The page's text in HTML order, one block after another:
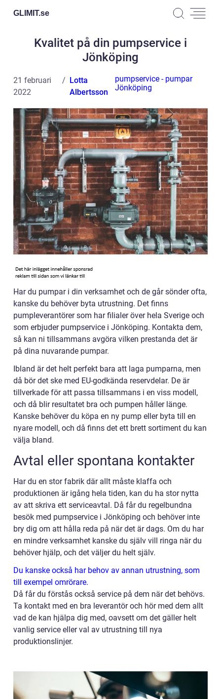
GLIMIT.se
Kvalitet på din pumpservice i
Jönköping
21 februari
2022
Lotta
Albertsson
pumpservice - pumpar
Jönköping
Har du pumpar i din verksamhet och de går sönder ofta,
kanske du behöver byta utrustning. Det finns
pumpleverantörer som har filialer över hela Sverige och
som erbjuder pumpservice i Jönköping. Kontakta dem,
så kan ni tillsammans avgöra vilken prestanda det är
på dina nuvarande pumpar.
Ibland är det helt perfekt bara att laga pumparna, men
då bör det ske med EU-godkända reservdelar. De är
tillverkade för att passa tillsammans i en viss modell,
och då blir resultatet bra och pumpen håller länge.
Kanske behöver du köpa en ny pump eller byta till en
nyare modell, och då finns det ett brett sortiment du kan
välja bland.
Avtal eller spontana kontakter
Har du en stor fabrik där allt måste klaffa och
produktionen är igång hela tiden, kan du ha stor nytta
av att skriva ett serviceavtal. Då får du regelbundna
besök med pumpservice i Jönköping och behöver inte
bry dig om att hålla reda på när det är dags. Om du har
en mindre verksamhet kanske du själv vill ringa när du
behöver hjälp, och det väljer du helt själv.
Du kanske också har behov av annan utrustning, som
till exempel omrörare.
Då får du förstås också service på dem när det behövs.
Ta kontakt med en bra leverantör och hör med dem allt
vad de kan hjälpa dig med, oavsett om det gäller helt
vanlig service eller val av utrustning till nya
produktionslinjer.